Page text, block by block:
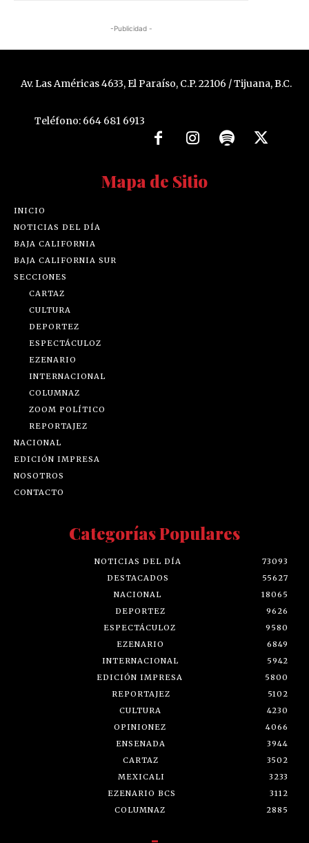
-Publicidad -
Av. Las Américas 4633, El Paraíso, C.P. 22106 / Tijuana, B.C.
Teléfono: 664 681 6913
Mapa de Sitio
INICIO
NOTICIAS DEL DÍA
BAJA CALIFORNIA
BAJA CALIFORNIA SUR
SECCIONES
CARTAZ
CULTURA
DEPORTEZ
ESPECTÁCULOZ
EZENARIO
INTERNACIONAL
COLUMNAZ
ZOOM POLÍTICO
REPORTAJEZ
NACIONAL
EDICIÓN IMPRESA
NOSOTROS
CONTACTO
Categorías Populares
NOTICIAS DEL DÍA
73093
DESTACADOS
55627
NACIONAL
18065
DEPORTEZ
9626
ESPECTÁCULOZ
9580
EZENARIO
6849
INTERNACIONAL
5942
EDICIÓN IMPRESA
5800
REPORTAJEZ
5102
CULTURA
4230
OPINIONEZ
4066
ENSENADA
3944
CARTAZ
3502
MEXICALI
3233
EZENARIO BCS
3112
COLUMNAZ
2885